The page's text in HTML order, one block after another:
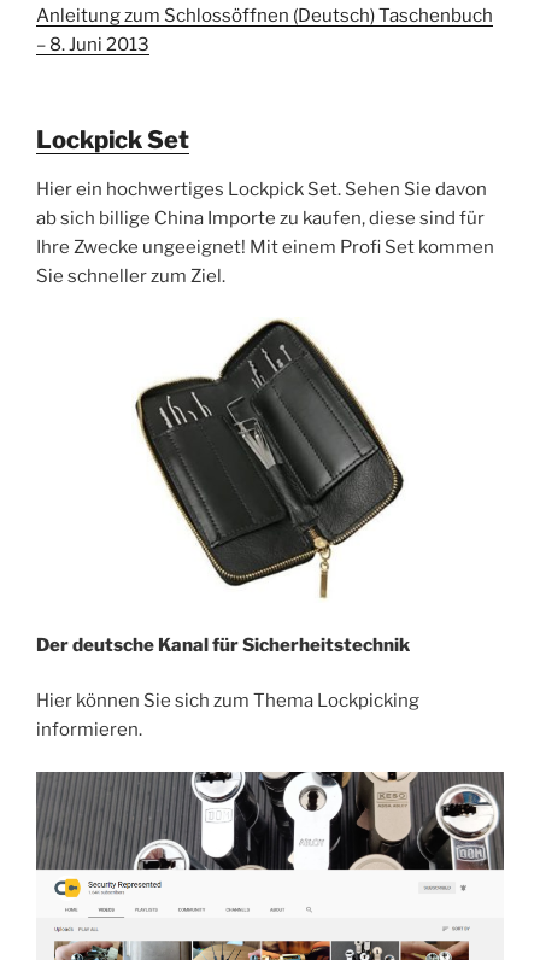
Anleitung zum Schlossöffnen (Deutsch) Taschenbuch
– 8. Juni 2013
Lockpick Set
Hier ein hochwertiges Lockpick Set. Sehen Sie davon
ab sich billige China Importe zu kaufen, diese sind für
Ihre Zwecke ungeeignet! Mit einem Profi Set kommen
Sie schneller zum Ziel.
Der deutsche Kanal für Sicherheitstechnik
Hier können Sie sich zum Thema Lockpicking
informieren.